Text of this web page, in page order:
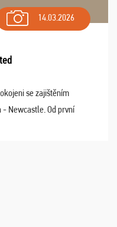
14.03.2026
se zajištěním
Newcastle. Od první